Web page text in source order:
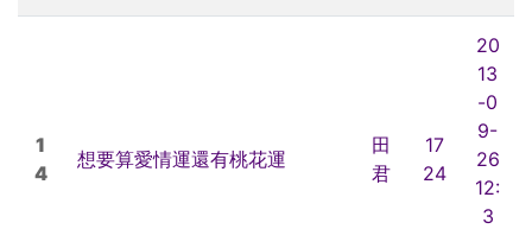
1
4
想要算愛情運還有桃花運
田
君
17
24
20
13
-0
9-
26
12:
3